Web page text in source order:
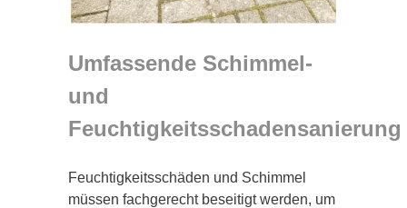
Umfassende Schimmel-
und
Feuchtigkeitsschadensanierung
Feuchtigkeitsschäden und Schimmel
müssen fachgerecht beseitigt werden, um